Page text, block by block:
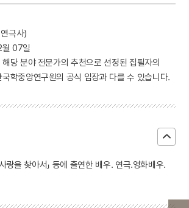
극사)
월 07일
당 분야 전문가의 추천으로 선정된 집필자의
학중앙연구원의 공식 입장과 다를 수 있습니다.
사랑을 찾아서」 등에 출연한 배우. 연극.영화배우.